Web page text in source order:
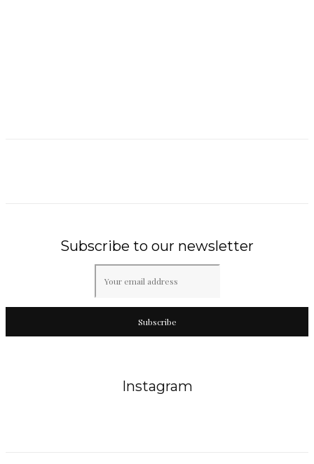
Subscribe to our newsletter
Subscribe
Instagram